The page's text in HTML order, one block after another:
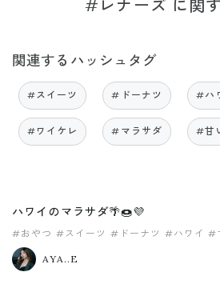
#レナーズ に関
関連するハッシュタグ
#スイーツ #ドーナツ #ハ
#ワイケレ #マラサダ #甘
ハワイのマラサダ🌴🍩💜
#おやつ #スイーツ #ドーナツ #ハワイ #
AYA..E